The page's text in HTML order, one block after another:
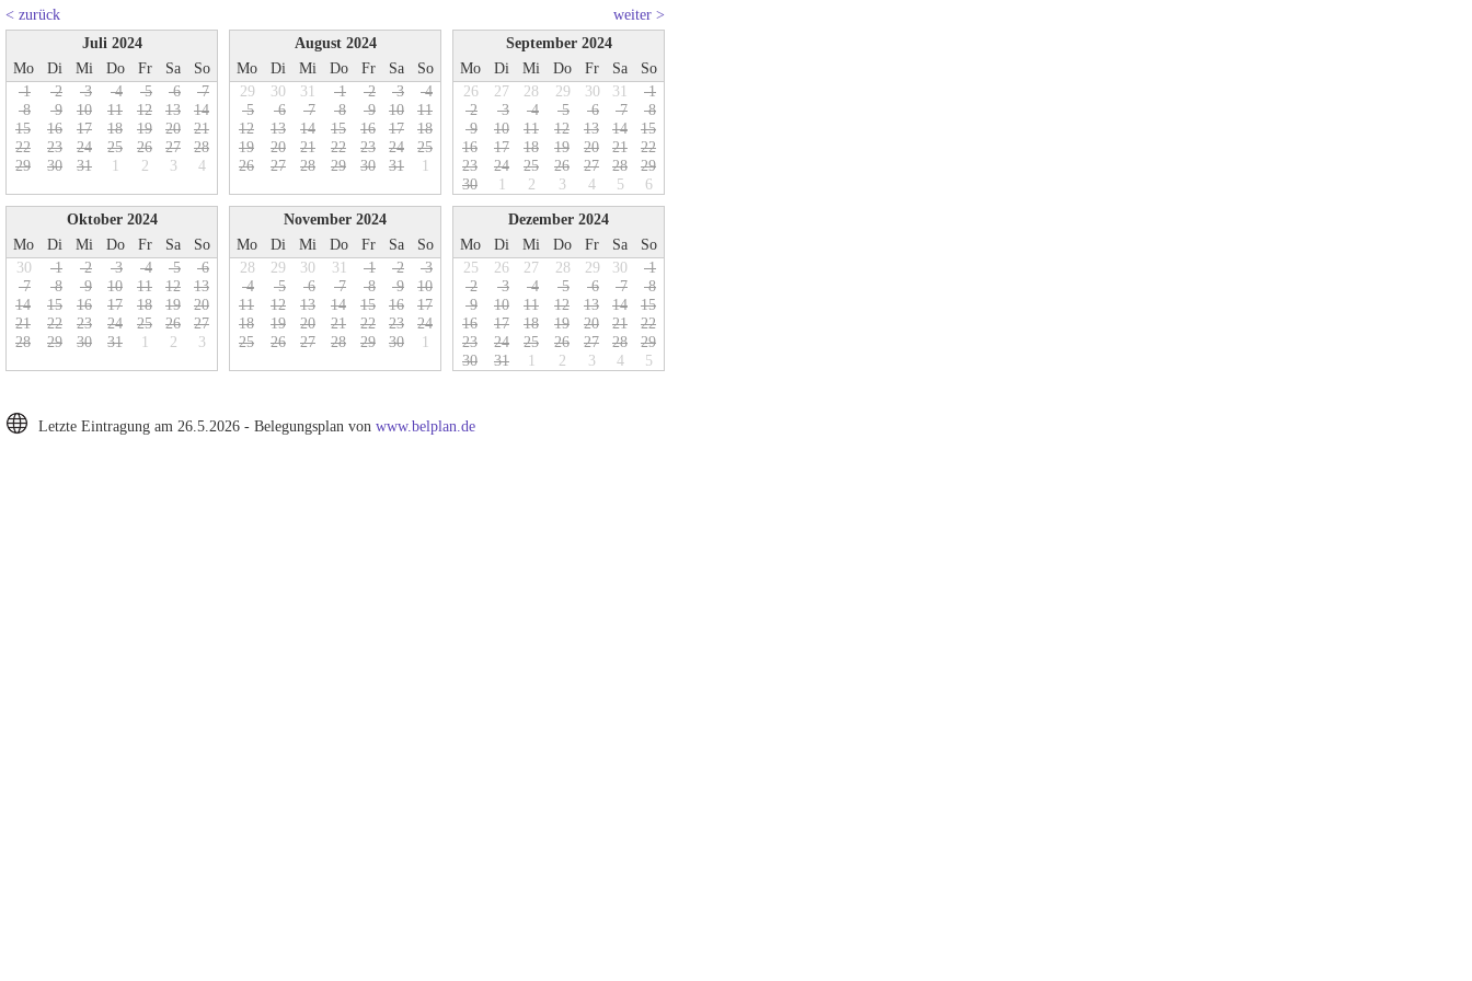
< zurück
weiter >
Juli 2024
Mo
Di Mi Do Fr Sa
So
1
2 3 4 5 6
7
8
9 10 11 12 13 14
15 16 17 18 19 20 21
22 23 24 25 26 27 28
29 30 31 1 2 3 4
August 2024
Mo
Di Mi Do Fr Sa
So
29
30 31 1 2 3
4
5
6 7 8 9 10 11
12 13 14 15 16 17 18
19 20 21 22 23 24 25
26 27 28 29 30 31 1
September 2024
Mo
Di Mi Do Fr Sa
So
26
27 28 29 30 31
1
2
3 4 5 6 7
8
9
10 11 12 13 14 15
16 17 18 19 20 21 22
23 24 25 26 27 28 29
30 1 2 3 4 5
6
Oktober 2024
Mo
Di Mi Do Fr Sa
So
30
1 2 3 4 5
6
7
8 9 10 11 12 13
14 15 16 17 18 19 20
21 22 23 24 25 26 27
28 29 30 31 1 2 3
November 2024
Mo
Di Mi Do Fr Sa
So
28
29 30 31 1 2
3
4
5 6 7 8 9 10
11 12 13 14 15 16 17
18 19 20 21 22 23 24
25 26 27 28 29 30 1
Dezember 2024
Mo
Di Mi Do Fr Sa
So
25
26 27 28 29 30
1
2
3 4 5 6 7
8
9
10 11 12 13 14 15
16 17 18 19 20 21 22
23 24 25 26 27 28 29
30 31 1 2 3 4 5
Letzte Eintragung am 26.5.2026 - Belegungsplan von www.belplan.de